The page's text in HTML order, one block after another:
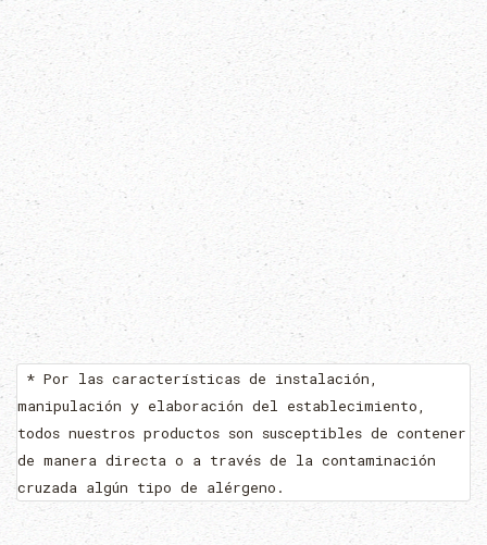
* Por las características de instalación,
manipulación y elaboración del establecimiento,
todos nuestros productos son susceptibles de contener
de manera directa o a través de la contaminación
cruzada algún tipo de alérgeno.